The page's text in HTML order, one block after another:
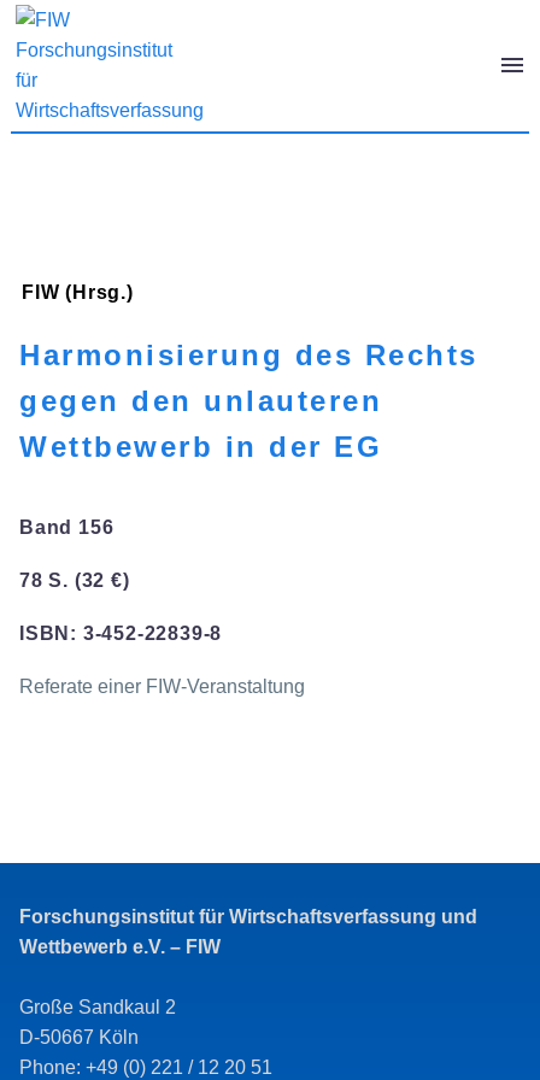
FIW (Hrsg.)
Harmonisierung des Rechts
gegen den unlauteren
Wettbewerb in der EG
Band 156
78 S. (32 €)
ISBN: 3-452-22839-8
Referate einer FIW-Veranstaltung
Forschungsinstitut für Wirtschaftsverfassung und
Wettbewerb e.V. – FIW
Große Sandkaul 2
D-50667 Köln
Phone: +49 (0) 221 / 12 20 51